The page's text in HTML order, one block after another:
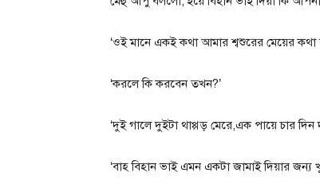
‘ওই মানে একই কথা আমার শ্বশুরের মেয়ের
‘করলে কি করবেন তখন?’
‘দুই গালে দুইটা থাপ্পড় মেরে,এক পায়ে চার
‘বাহ বিহান ভাই এমন একটা জামাই দিয়ার